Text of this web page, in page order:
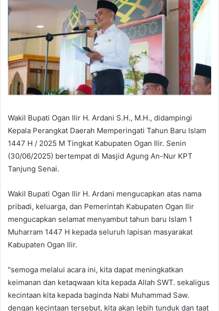
Wakil Bupati Ogan Ilir H. Ardani S.H., M.H., didampingi
Kepala Perangkat Daerah Memperingati Tahun Baru Islam
1447 H / 2025 M Tingkat Kabupaten Ogan Ilir. Senin
(30/06/2025) bertempat di Masjid Agung An-Nur KPT
Tanjung Senai.
Wakil Bupati Ogan Ilir H. Ardani mengucapkan atas nama
pribadi, keluarga, dan Pemerintah Kabupaten Ogan Ilir
mengucapkan selamat menyambut tahun baru Islam 1
Muharram 1447 H kepada seluruh lapisan masyarakat
Kabupaten Ogan Ilir.
"semoga melalui acara ini, kita dapat meningkatkan
keimanan dan ketaqwaan kita kepada Allah SWT. sekaligus
kecintaan kita kepada baginda Nabi Muhammad Saw.
dengan kecintaan tersebut, kita akan lebih tunduk dan taat